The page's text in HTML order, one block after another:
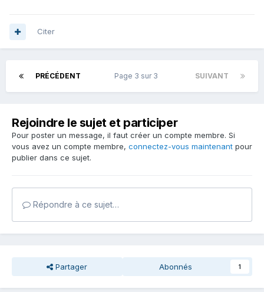
Citer
PRÉCÉDENT SUIVANT
Page 3 sur 3
Rejoindre le sujet et participer
Pour poster un message, il faut créer un compte membre. Si
vous avez un compte membre, connectez-vous maintenant pour
publier dans ce sujet.
Répondre à ce sujet…
Partager Abonnés 1